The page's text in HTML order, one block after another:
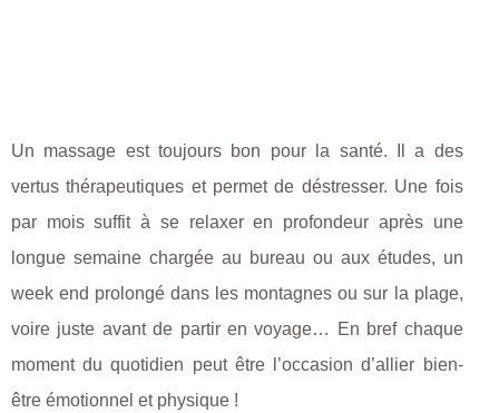
Un massage est toujours bon pour la santé. Il a des
vertus thérapeutiques et permet de déstresser. Une fois
par mois suffit à se relaxer en profondeur après une
longue semaine chargée au bureau ou aux études, un
week end prolongé dans les montagnes ou sur la plage,
voire juste avant de partir en voyage… En bref chaque
moment du quotidien peut être l’occasion d’allier bien-
être émotionnel et physique !